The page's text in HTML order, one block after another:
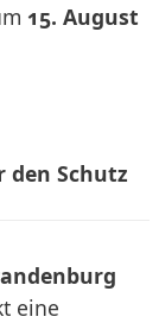
15. August
den Schutz
eine